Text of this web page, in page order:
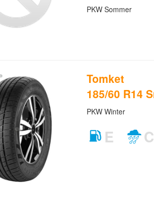
PKW Sommer
Tomket
185/60 R14
PKW Winter
E C